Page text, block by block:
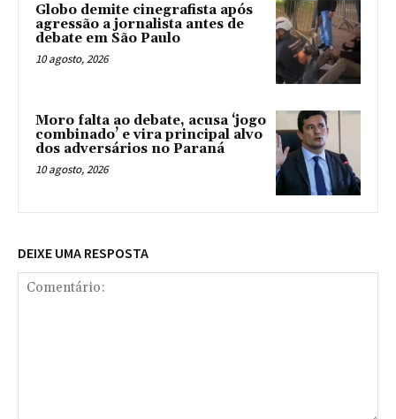
Globo demite cinegrafista após
agressão a jornalista antes de
debate em São Paulo
10 agosto, 2026
Moro falta ao debate, acusa ‘jogo
combinado’ e vira principal alvo
dos adversários no Paraná
10 agosto, 2026
DEIXE UMA RESPOSTA